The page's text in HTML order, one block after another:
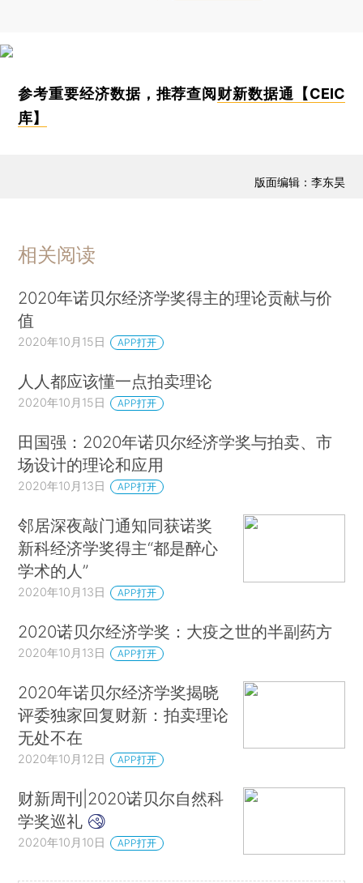
参考重要经济数据，推荐查阅财新数据通【CEIC
库】
版面编辑：李东昊
相关阅读
2020年诺贝尔经济学奖得主的理论贡献与价
值
2020年10月15日 APP打开
人人都应该懂一点拍卖理论
2020年10月15日 APP打开
田国强：2020年诺贝尔经济学奖与拍卖、市
场设计的理论和应用
2020年10月13日 APP打开
邻居深夜敲门通知同获诺奖
新科经济学奖得主“都是醉心
学术的人”
2020年10月13日 APP打开
2020诺贝尔经济学奖：大疫之世的半副药方
2020年10月13日 APP打开
2020年诺贝尔经济学奖揭晓
评委独家回复财新：拍卖理论
无处不在
2020年10月12日 APP打开
财新周刊|2020诺贝尔自然科
学奖巡礼
2020年10月10日 APP打开